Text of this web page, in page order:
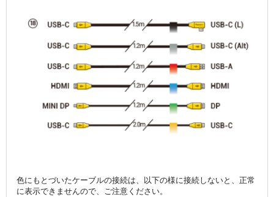
色にもとづいたケーブルの接続は、以下の様に接続しないと、正常
に表示できませんので、ご注意ください。